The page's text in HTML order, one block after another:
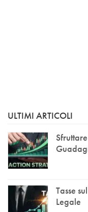
ULTIMI ARTICOLI
Tasse
Legale